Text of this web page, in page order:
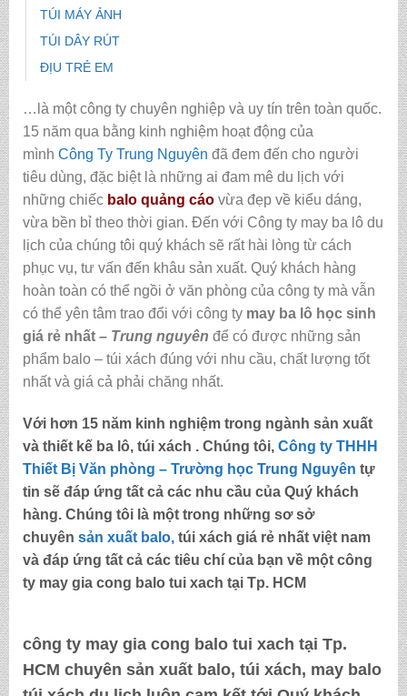
TÚI MÁY ẢNH
TÚI DÂY RÚT
ĐỊU TRẺ EM
…là một công ty chuyên nghiệp và uy tín trên toàn quốc.
15 năm qua bằng kinh nghiệm hoạt động của
mình Công Ty Trung Nguyên đã đem đến cho người
tiêu dùng, đặc biệt là những ai đam mê du lịch với
những chiếc balo quảng cáovừa đẹp về kiểu dáng,
vừa bền bỉ theo thời gian. Đến với Công ty may ba lô du
lịch của chúng tôi quý khách sẽ rất hài lòng từ cách
phục vụ, tư vấn đến khâu sản xuất. Quý khách hàng
hoàn toàn có thể ngồi ở văn phòng của công ty mà vẫn
có thể yên tâm trao đổi với công ty may ba lô học sinh
giá rẻ nhất– Trung nguyên để có được những sản
phẩm balo – túi xách đúng với nhu cầu, chất lượng tốt
nhất và giá cả phải chăng nhất.
Với hơn 15 năm kinh nghiệm trong ngành sản xuất
và thiết kế ba lô, túi xách . Chúng tôi, Công ty THHH
Thiết Bị Văn phòng – Trường học Trung Nguyên tự
tin sẽ đáp ứng tất cả các nhu cầu của Quý khách
hàng. Chúng tôi là một trong những sơ sở
chuyên sản xuất balo,túi xách giá rẻ nhất việt nam
và đáp ứng tất cả các tiêu chí của bạn về một công
ty may gia cong balo tui xach tại Tp. HCM
công ty may gia cong balo tui xach tại Tp.
HCM chuyên sản xuất balo, túi xách, may balo